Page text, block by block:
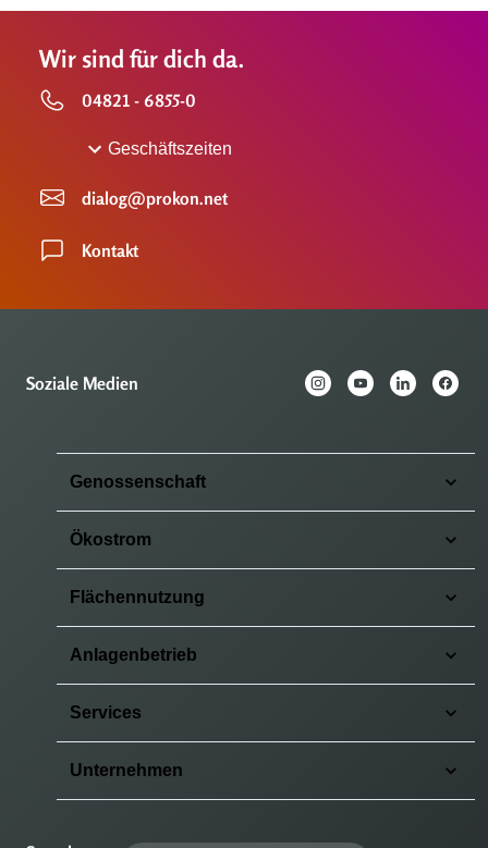
Wir sind für dich da.
04821 - 6855-0
Geschäftszeiten
dialog@prokon.net
Kontakt
Soziale Medien
Genossenschaft
Ökostrom
Flächennutzung
Anlagenbetrieb
Services
Unternehmen